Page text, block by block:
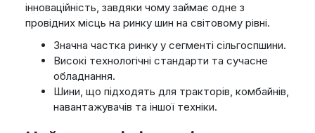
інноваційність, завдяки чому займає одне з
провідних місць на ринку шин на світовому рівні.
Значна частка ринку у сегменті сільгоспшини.
Високі технологічні стандарти та сучасне
обладнання.
Шини, що підходять для тракторів, комбайнів,
навантажувачів та іншої техніки.